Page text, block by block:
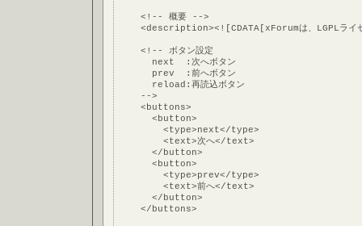
    <!-- 概要 -->
<description><![CDATA[xForumは、LGPLライセ
    <!-- ボタン設定
      next  :次へボタン
      prev  :前へボタン
      reload:再読込ボタン
    -->
    <buttons>
      <button>
        <type>next</type>
        <text>次へ</text>
      </button>
      <button>
        <type>prev</type>
        <text>前へ</text>
      </button>
    </buttons>